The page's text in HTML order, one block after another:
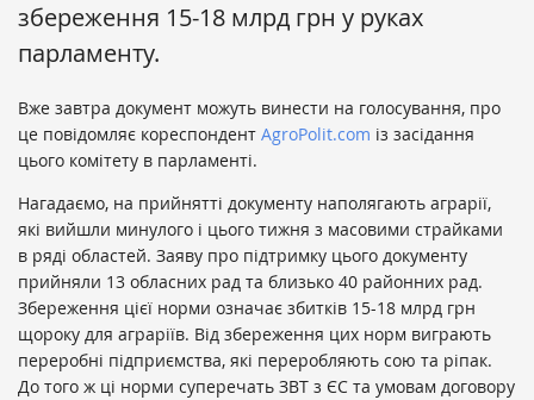
збереження 15-18 млрд грн у руках
парламенту.
Вже завтра ​документ можуть винести на голосування, про
це повідомляє кореспондент AgroPolit.com із засідання
цього комітету в парламенті.
Нагадаємо, на прийнятті документу наполягають аграрії,
які вийшли минулого і цього тижня з масовими страйками
в ряді областей. Заяву про підтримку цього документу
прийняли 13 обласних рад та близько 40 районних рад.
Збереження цієї норми означає збитків 15-18 млрд грн
щороку для аграріїв. Від збереження цих норм виграють
переробні підприємства, які переробляють сою та ріпак.
До того ж ці норми суперечать ЗВТ з ЄС та умовам договору